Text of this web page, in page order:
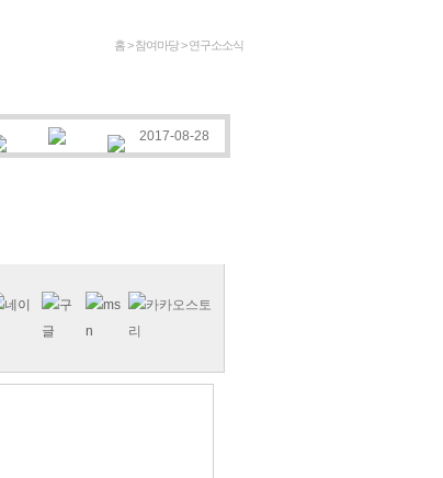
홈 > 참여마당 >연구소소식
2017-08-28